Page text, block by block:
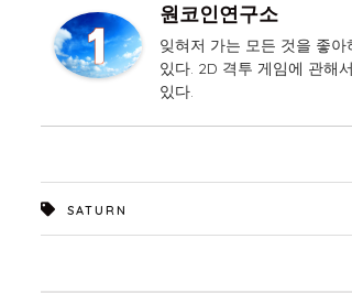
원코인연구소
잊혀저 가는 모든 것을 좋
있다. 2D 격투 게임에 관해
있다.
SATURN